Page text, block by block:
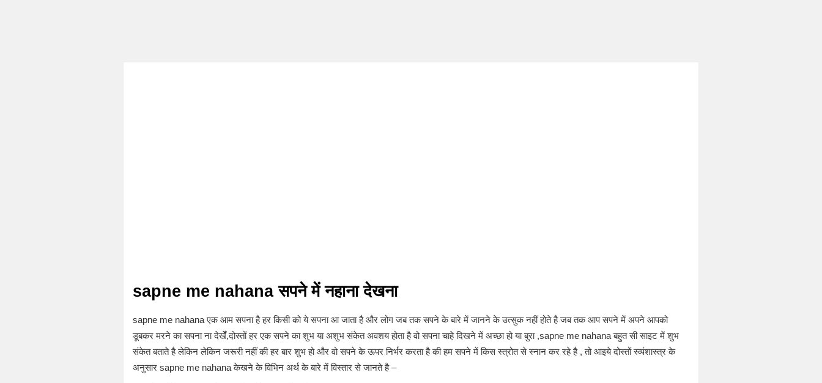
sapne me nahanaसपने में नहाना देखना
sapne me nahana एक आम सपना है हर किसी को ये सपना आ जाता है और लोग जब तक सपने के बारे में जानने के उत्सुक नहीं होते है जब तक आप सपने में अपने आपको
डूबकर मरने का सपना ना देखेँ,दोस्तों हर एक सपने का शुभ या अशुभ संकेत अवशय होता है वो सपना चाहे दिखने में अच्छा हो या बुरा ,sapne me nahana बहुत सी साइट में शुभ
संकेत बताते है लेकिन लेकिन जरूरी नहीं की हर बार शुभ हो और वो सपने के ऊपर निर्भर करता है की हम सपने में किस स्त्रोत से स्नान कर रहे है , तो आइये दोस्तों स्व्पंशास्त्र के
अनुसार sapne me nahana केखने के विभिन अर्थ के बारे में विस्तार से जानते है –